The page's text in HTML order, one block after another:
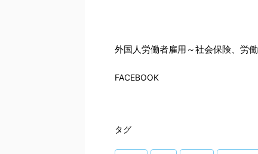
外国人労働者雇用～社会保険、労
FACEBOOK
タグ